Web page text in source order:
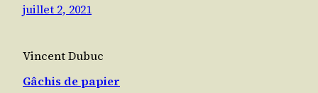
juillet 2, 2021
Vincent Dubuc
Gâchis de papier